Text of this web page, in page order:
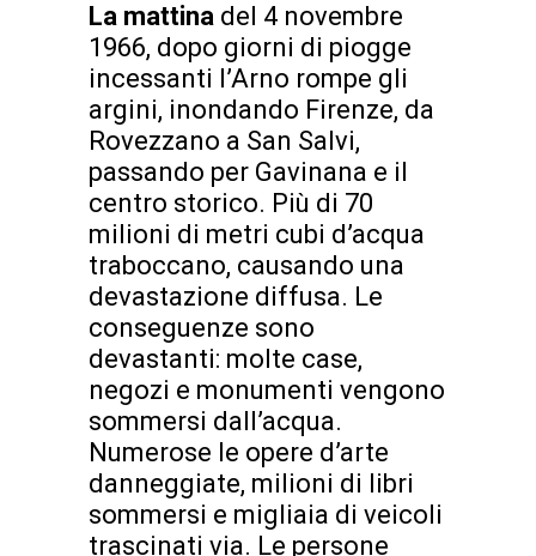
La mattina del 4 novembre
1966, dopo giorni di piogge
incessanti l’Arno rompe gli
argini, inondando Firenze, da
Rovezzano a San Salvi,
passando per Gavinana e il
centro storico. Più di 70
milioni di metri cubi d’acqua
traboccano, causando una
devastazione diffusa. Le
conseguenze sono
devastanti: molte case,
negozi e monumenti vengono
sommersi dall’acqua.
Numerose le opere d’arte
danneggiate, milioni di libri
sommersi e migliaia di veicoli
trascinati via. Le persone